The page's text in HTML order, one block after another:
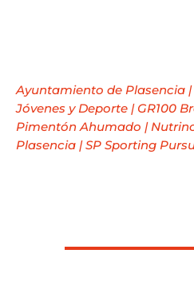
Ayuntamiento de Plasencia |
Jóvenes y Deporte | GR100
Pimentón Ahumado |
Plasencia |SP Sporting